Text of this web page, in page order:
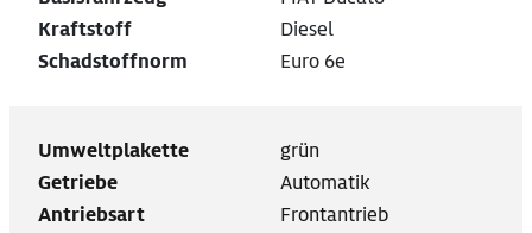
Kraftstoff
Diesel
Schadstoffnorm
Euro 6e
Umweltplakette
grün
Getriebe
Automatik
Antriebsart
Frontantrieb